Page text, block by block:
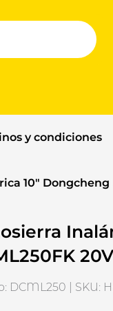
y condiciones
10″ Dongcheng
DCML250 | SKU: